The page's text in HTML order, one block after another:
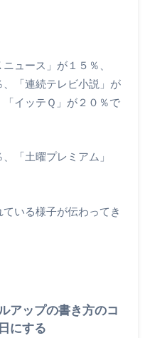
ュース」が１５％、
、「連続テレビ小説」が
イッテＱ」が２０％で
「土曜プレミアム」
いる様子が伝わってき
アップの書き方のコ
にする